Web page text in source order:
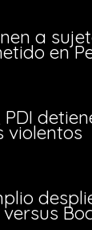
a
en
PDI
violentos